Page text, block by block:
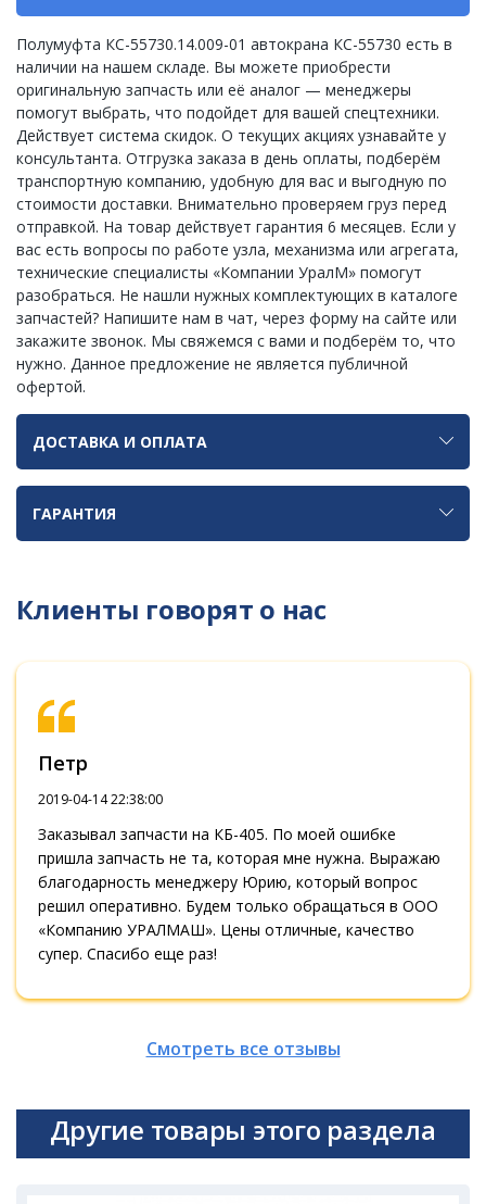
Полумуфта КС-55730.14.009-01 автокрана КС-55730 есть в
наличии на нашем складе. Вы можете приобрести
оригинальную запчасть или её аналог — менеджеры
помогут выбрать, что подойдет для вашей спецтехники.
Действует система скидок. О текущих акциях узнавайте у
консультанта. Отгрузка заказа в день оплаты, подберём
транспортную компанию, удобную для вас и выгодную по
стоимости доставки. Внимательно проверяем груз перед
отправкой. На товар действует гарантия 6 месяцев. Если у
вас есть вопросы по работе узла, механизма или агрегата,
технические специалисты «Компании УралМ» помогут
разобраться. Не нашли нужных комплектующих в каталоге
запчастей? Напишите нам в чат, через форму на сайте или
закажите звонок. Мы свяжемся с вами и подберём то, что
нужно. Данное предложение не является публичной
офертой.
ДОСТАВКА И ОПЛАТА
ГАРАНТИЯ
Клиенты говорят о нас
Петр
2019-04-14 22:38:00
Заказывал запчасти на КБ-405. По моей ошибке
пришла запчасть не та, которая мне нужна. Выражаю
благодарность менеджеру Юрию, который вопрос
решил оперативно. Будем только обращаться в ООО
«Компанию УРАЛМАШ». Цены отличные, качество
супер. Спасибо еще раз!
Смотреть все отзывы
Другие товары этого раздела